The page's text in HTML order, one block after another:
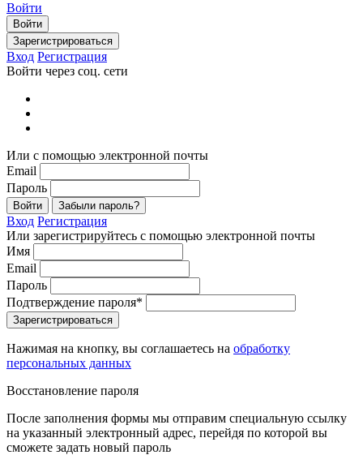
Войти
Войти
Зарегистрироваться
Вход Регистрация
Войти через соц. сети
Или с помощью электронной почты
Email
Пароль
Войти Забыли пароль?
Вход Регистрация
Или зарегистрируйтесь с помощью электронной почты
Имя
Email
Пароль
Подтверждение пароля*
Зарегистрироваться
Нажимая на кнопку, вы соглашаетесь на обработку
персональных данных
Восстановление пароля
После заполнения формы мы отправим специальную ссылку
на указанный электронный адрес, перейдя по которой вы
сможете задать новый пароль